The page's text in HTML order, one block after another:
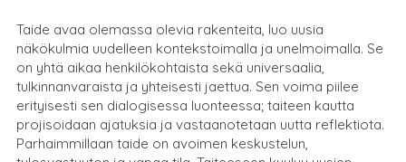
Taide avaa olemassa olevia rakenteita, luo uusia
näkökulmia uudelleen kontekstoimalla ja unelmoimalla. Se
on yhtä aikaa henkilökohtaista sekä universaalia,
tulkinnanvaraista ja yhteisesti jaettua. Sen voima piilee
erityisesti sen dialogisessa luonteessa; taiteen kautta
projisoidaan ajatuksia ja vastaanotetaan uutta reflektiota.
Parhaimmillaan taide on avoimen keskustelun,